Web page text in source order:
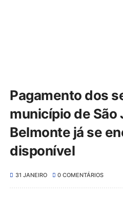
Pagamento dos
município de São
Belmonte já se
disponível
31 JANEIRO 0 COMENTÁRIOS